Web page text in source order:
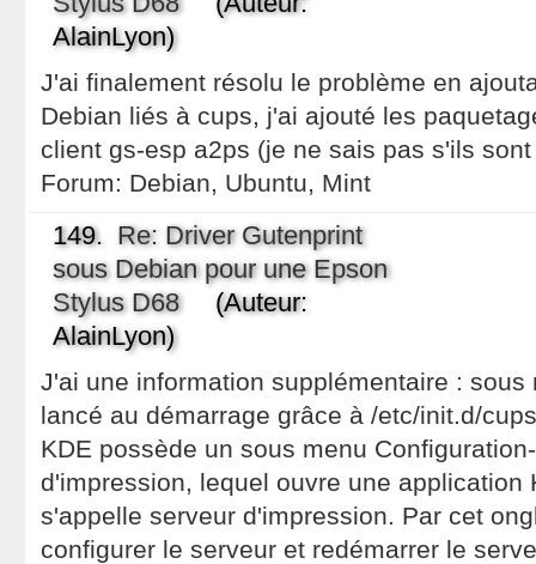
AlainLyon)
J'ai finalement résolu le problème en
Debian liés à cups, j'ai ajouté les
client gs-esp a2ps (je ne sais pas s'ils
Forum: Debian, Ubuntu, Mint
149. Re: Driver Gutenprint
sous Debian pour une Epson
Stylus D68(Auteur:
AlainLyon)
J'ai une information supplémentaire : sous
lancé au démarrage grâce à /etc/init.d/
KDE possède un sous menu
d'impression, lequel ouvre une application
s'appelle serveur d'impression. Par cet
configurer le serveur et redémarrer le